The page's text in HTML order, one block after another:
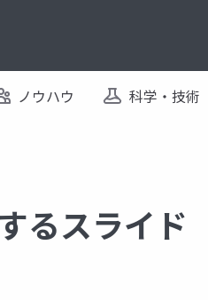
ノウハウ 科学・技術
るスライド